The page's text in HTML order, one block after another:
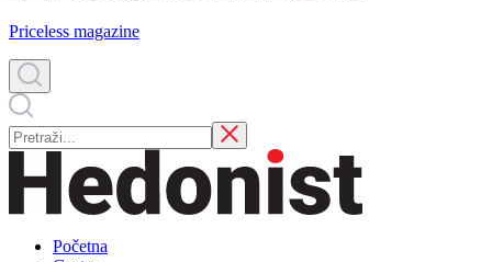
Priceless magazine
Početna